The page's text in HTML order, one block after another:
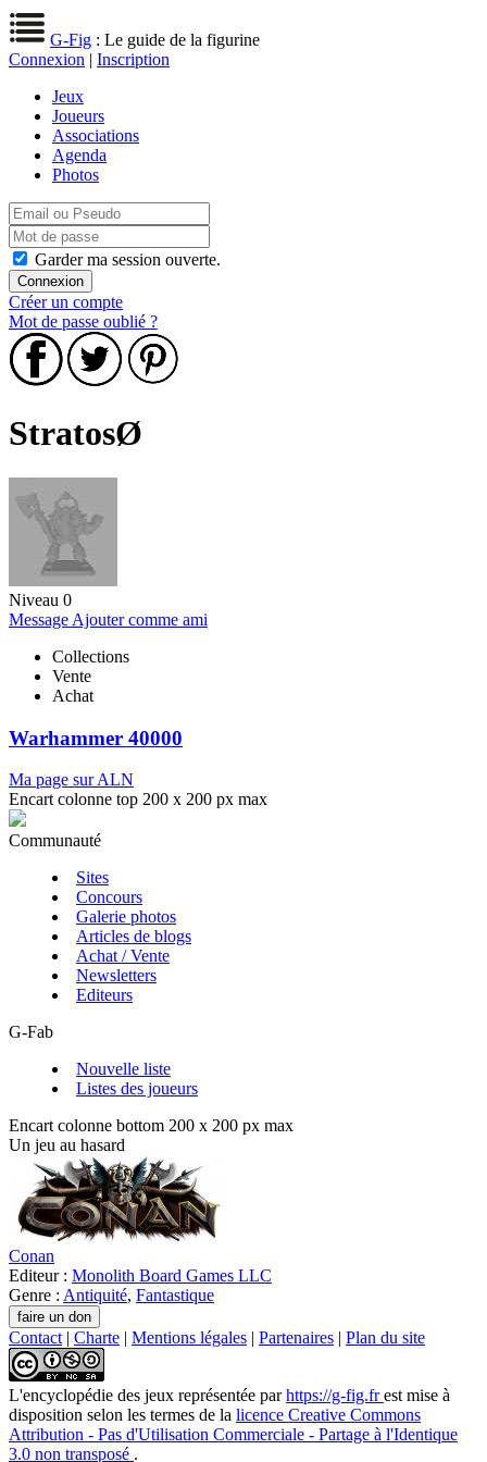
G-Fig : Le guide de la figurine
Connexion | Inscription
Jeux
Joueurs
Associations
Agenda
Photos
Garder ma session ouverte.
Créer un compte
Mot de passe oublié ?
StratosØ
Niveau 0
Message Ajouter comme ami
Collections
Vente
Achat
Warhammer 40000
Ma page sur ALN
Encart colonne top 200 x 200 px max
Communauté
Sites
Concours
Galerie photos
Articles de blogs
Achat / Vente
Newsletters
Editeurs
G-Fab
Nouvelle liste
Listes des joueurs
Encart colonne bottom 200 x 200 px max
Un jeu au hasard
Conan
Editeur : Monolith Board Games LLC
Genre : Antiquité, Fantastique
Contact | Charte | Mentions légales | Partenaires | Plan du site
L'encyclopédie des jeux représentée parhttps://g-fig.frest mise à
disposition selon les termes de la licence Creative Commons
Attribution - Pas d'Utilisation Commerciale - Partage à l'Identique
3.0 non transposé .